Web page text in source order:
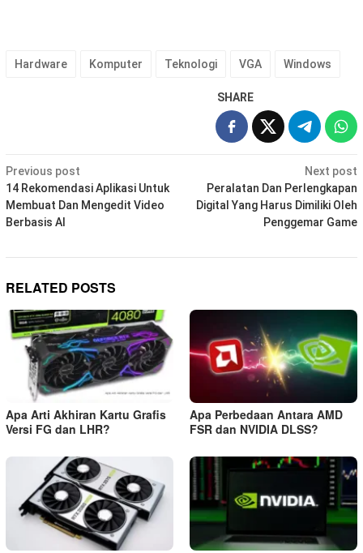
Hardware Komputer Teknologi VGA Windows
SHARE
Post
navigation
Previous post
14 Rekomendasi Aplikasi Untuk
Membuat Dan Mengedit Video
Berbasis AI
Next post
Peralatan Dan Perlengkapan
Digital Yang Harus Dimiliki Oleh
Penggemar Game
RELATED POSTS
Apa Arti Akhiran Kartu Grafis
Versi FG dan LHR?
Apa Perbedaan Antara AMD
FSR dan NVIDIA DLSS?